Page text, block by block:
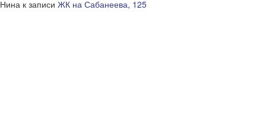
Нина к записи ЖК на Сабанеева, 125